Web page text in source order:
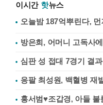
이시간 핫뉴스
방은희, 어머니 고독사
심판 성 접대 7경기 결
응팔 최성원, 백혈병
홍서범♥조갑경, 아들 불